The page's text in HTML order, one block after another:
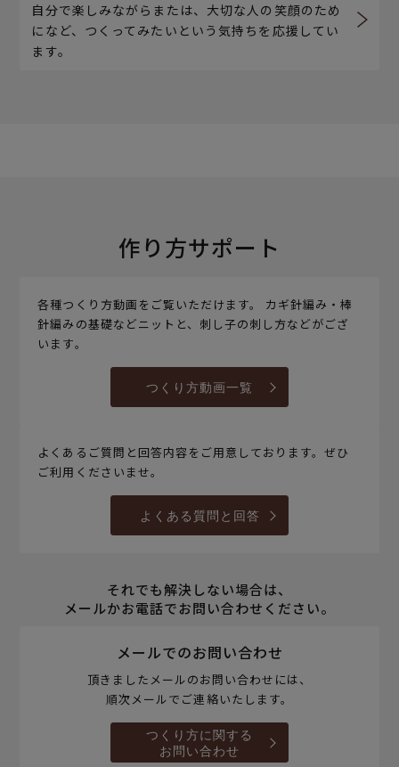
自分で楽しみながらまたは、大切な人の笑顔のため
になど、つくってみたいという気持ちを応援してい
ます。
作り方サポート
各種つくり方動画をご覧いただけます。 カギ針編み・棒
針編みの基礎などニットと、刺し子の刺し方などがござ
います。
つくり方動画一覧
よくあるご質問と回答内容をご用意しております。ぜひ
ご利用くださいませ。
よくある質問と回答
それでも解決しない場合は、
メールかお電話でお問い合わせください。
メールでのお問い合わせ
頂きましたメールのお問い合わせには、
順次メールでご連絡いたします。
つくり方に関する
お問い合わせ